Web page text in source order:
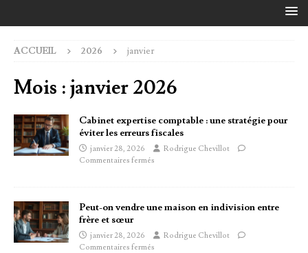
ACCUEIL 2026 janvier
Mois :janvier 2026
Cabinet expertise comptable : une stratégie pour
éviter les erreurs fiscales
janvier 28, 2026
Rodrigue Chevillot
Commentaires fermés
Peut-on vendre une maison en indivision entre
frère et sœur
janvier 28, 2026
Rodrigue Chevillot
Commentaires fermés